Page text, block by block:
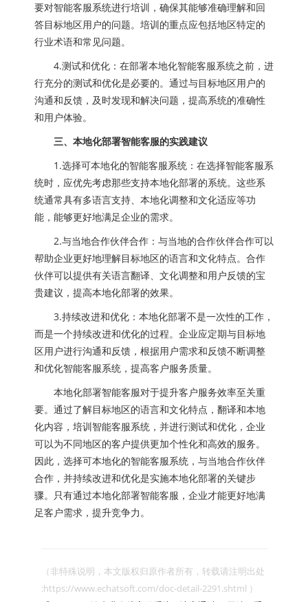
要对智能客服系统进行培训，确保其能够准确理解和回
答目标地区用户的问题。培训的重点应包括地区特定的
行业术语和常见问题。
4.测试和优化：在部署本地化智能客服系统之前，进
行充分的测试和优化是必要的。通过与目标地区用户的
沟通和反馈，及时发现和解决问题，提高系统的准确性
和用户体验。
三、本地化部署智能客服的实践建议
1.选择可本地化的智能客服系统：在选择智能客服系
统时，应优先考虑那些支持本地化部署的系统。这些系
统通常具有多语言支持、本地化调整和文化适应等功
能，能够更好地满足企业的需求。
2.与当地合作伙伴合作：与当地的合作伙伴合作可以
帮助企业更好地理解目标地区的语言和文化特点。合作
伙伴可以提供有关语言翻译、文化调整和用户反馈的宝
贵建议，提高本地化部署的效果。
3.持续改进和优化：本地化部署不是一次性的工作，
而是一个持续改进和优化的过程。企业应定期与目标地
区用户进行沟通和反馈，根据用户需求和反馈不断调整
和优化智能客服系统，提高客户服务质量。
本地化部署智能客服对于提升客户服务效率至关重
要。通过了解目标地区的语言和文化特点，翻译和本地
化内容，培训智能客服系统，并进行测试和优化，企业
可以为不同地区的客户提供更加个性化和高效的服务。
因此，选择可本地化的智能客服系统，与当地合作伙伴
合作，并持续改进和优化是实施本地化部署的关键步
骤。只有通过本地化部署智能客服，企业才能更好地满
足客户需求，提升竞争力。
（非特殊说明，本文版权归原作者所有，转载请注明出处
:https://www.echatsoft.com/doc-detail-2291.shtml ）